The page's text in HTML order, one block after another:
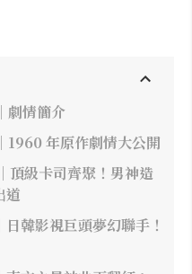
劇情簡介
1960 年原作劇情大公開
頂級卡司齊聚！男神造
道
韓影視巨頭夢幻聯手！